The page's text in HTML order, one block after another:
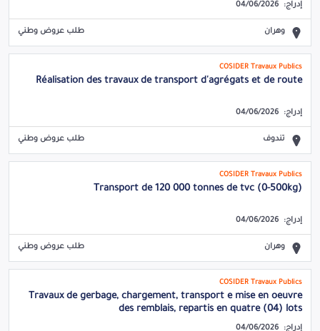
إدراج: 04/06/2026
وهران طلب عروض وطني
COSIDER Travaux Publics
Réalisation des travaux de transport d'agrégats et de route
إدراج: 04/06/2026
تندوف طلب عروض وطني
COSIDER Travaux Publics
Transport de 120 000 tonnes de tvc (0-500kg)
إدراج: 04/06/2026
وهران طلب عروض وطني
COSIDER Travaux Publics
Travaux de gerbage, chargement, transport e mise en oeuvre
des remblais, repartis en quatre (04) lots
إدراج: 04/06/2026